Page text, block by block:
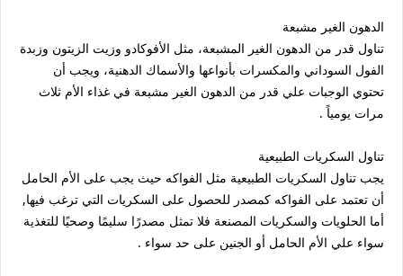
الدهون الغير مشبعة
تناول قدر من الدهون الغير المشبعة، مثل الأفوكادو وزيت الزيتون وزبدة
الفول السوداني والمكسرات بأنواعها والأسماك الدهنية، ويجب أن
تحتوي الوجبات علي قدر من الدهون الغير مشبعة في غذاء الأم ثلاث
مرات يومياً .
تناول السكريات الطبيعية
يجب تناول السكريات الطبيعية مثل الفواكه حيث يجب على الأم الحامل
أن تعتمد على الفواكه كمصدر للحصول على السكريات التي ترغب فيها,
أما الحلويات والسكريات المصنعة فلا تمثل مصدرًا سليمًا وصحيًا للتغذية
سواء علي الأم الحامل أو الجنين على حد سواء .